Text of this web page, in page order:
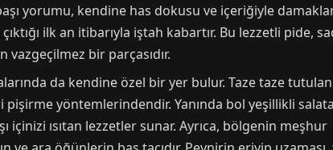
yorumu, kendine has dokusu ve içeriğiyle
ilk an itibarıyla iştah kabartır. Bu lezzetli pide,
bir parçasıdır.
da kendine özel bir yer bulur. Taze taze
pişirme yöntemlerindendir. Yanında bol yeşillikli salata
ısıtan lezzetler sunar. Ayrıca, bölgenin meşhur